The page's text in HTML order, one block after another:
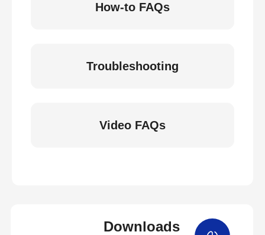
How-to FAQs
Troubleshooting
Video FAQs
Downloads